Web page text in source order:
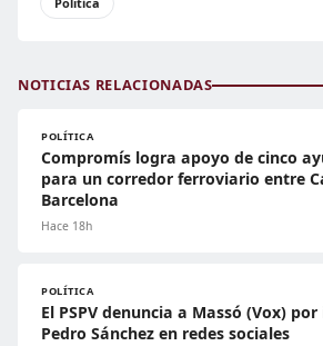
NOTICIAS RELACIONADAS
POLÍTICA
Compromís logra apoyo de cinco
para un corredor ferroviario entre
Barcelona
Hace 18h
POLÍTICA
El PSPV denuncia a Massó (Vox)
Pedro Sánchez en redes sociales